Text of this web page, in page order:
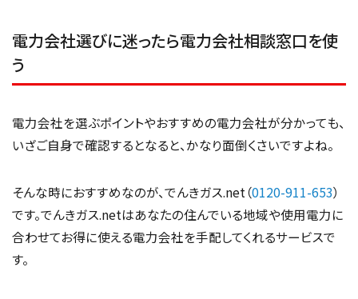
電力会社選びに迷ったら電力会社相談窓口を使
う
電力会社を選ぶポイントやおすすめの電力会社が分かっても、
いざご自身で確認するとなると、かなり面倒くさいですよね。
そんな時におすすめなのが、でんきガス.net（0120-911-653）
です。でんきガス.netはあなたの住んでいる地域や使用電力に
合わせてお得に使える電力会社を手配してくれるサービスで
す。